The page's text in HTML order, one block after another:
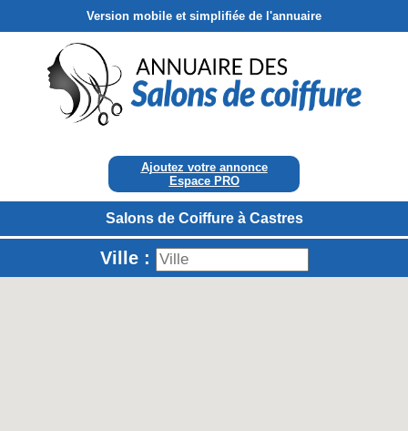
Version mobile et simplifiée de l'annuaire
Ajoutez votre annonce
Espace PRO
Salons de Coiffure à Castres
Ville :